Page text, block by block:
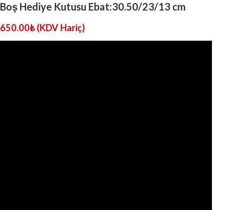
Boş Hediye Kutusu Ebat:30.50/23/13 cm
650.00₺ (KDV Hariç)